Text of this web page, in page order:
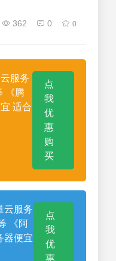
362 0 0
服务
《腾
适合
点
我
优
惠
购
买
云服务
《阿
器便宜
点
我
优
惠